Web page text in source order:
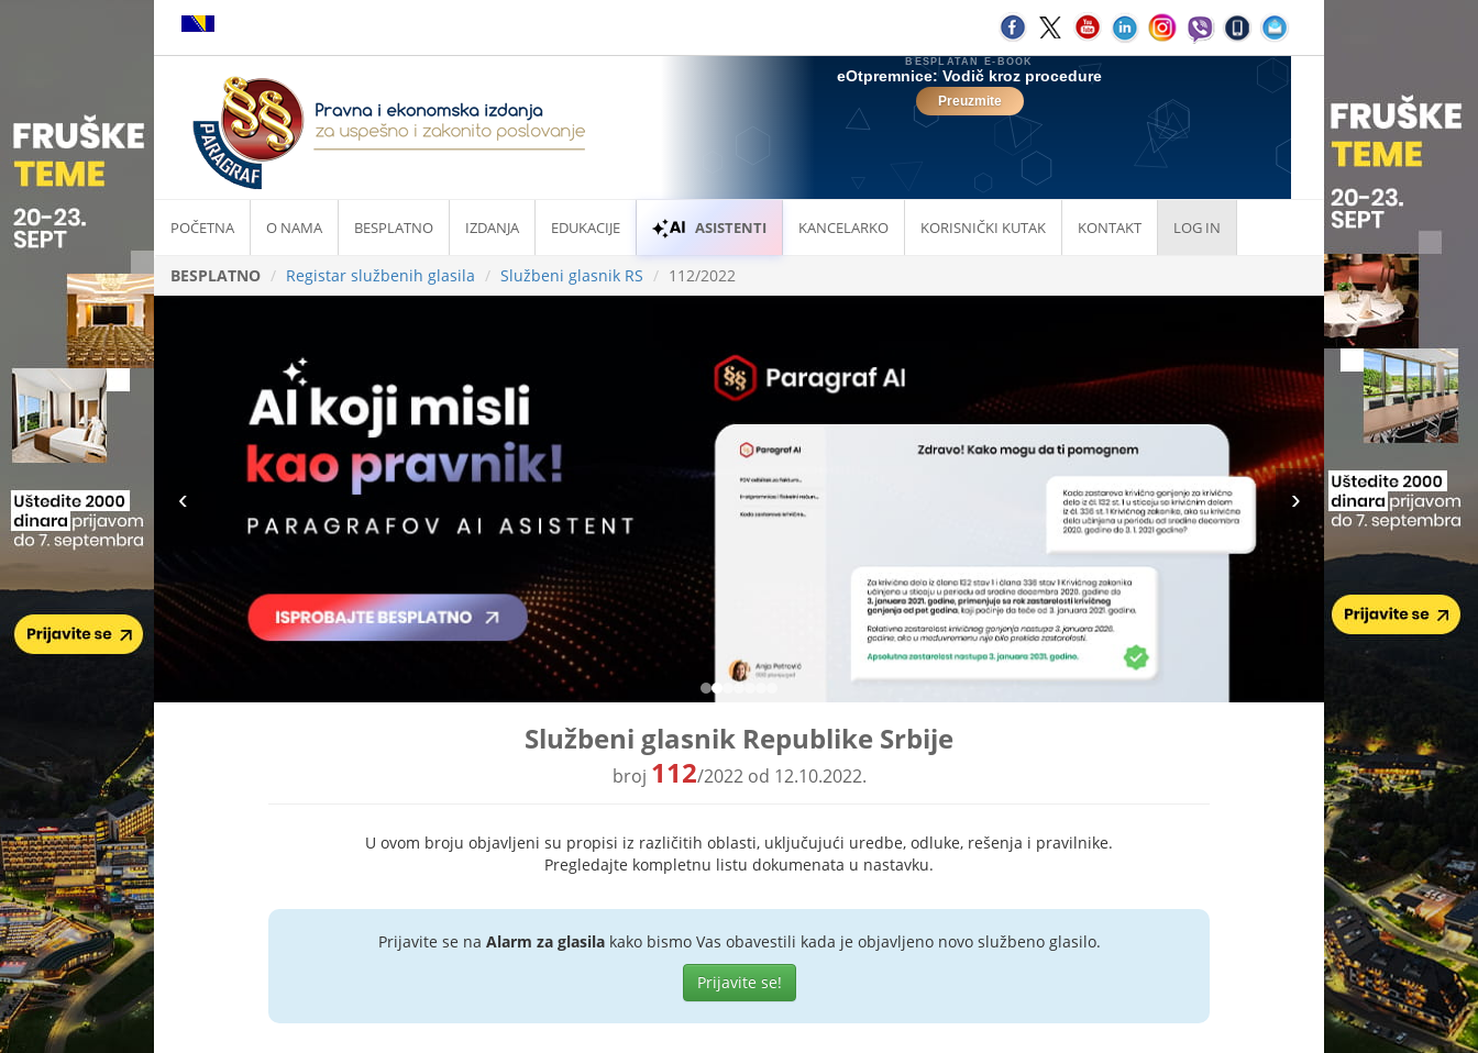
POČETNA O NAMA BESPLATNO IZDANJA EDUKACIJE ASISTENTI KANCELARKO KORISNIČKI KUTAK KONTAKT LOG IN
BESPLATNO Registar službenih glasila Službeni glasnik RS 112/2022
Službeni glasnik Republike Srbije
broj 112/2022 od 12.10.2022.
U ovom broju objavljeni su propisi iz različitih oblasti, uključujući uredbe, odluke, rešenja i pravilnike.
Pregledajte kompletnu listu dokumenata u nastavku.
Prijavite se na Alarm za glasilakako bismo Vas obavestili kada je objavljeno novo službeno glasilo.
Prijavite se!